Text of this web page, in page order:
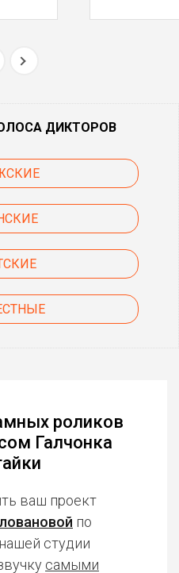
ДИКТОРОВ
роликов
Галчонка
ваш проект
по
студии
самыми